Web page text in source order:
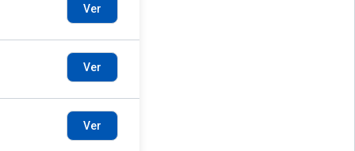
Ver
Ver
Ver